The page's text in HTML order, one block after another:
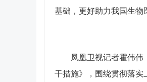
基础，更好助力我国生物
凤凰卫视记者霍伟
干措施》，围绕贯彻落实